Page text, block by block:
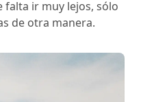
ir muy lejos, sólo
de otra manera.